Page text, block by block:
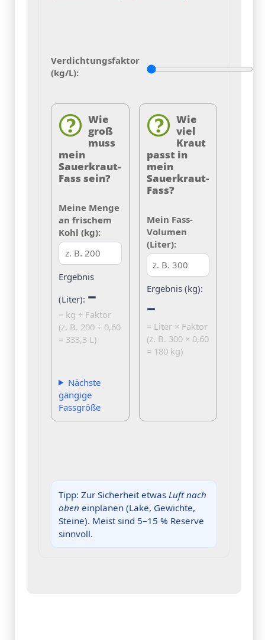
Verdichtungsfaktor
(kg/L):
Wie
groß
muss
mein
Sauerkraut-
Fass sein?
Meine Menge
an frischem
Kohl (kg):
Ergebnis
(Liter): –
= kg ÷ Faktor
(z. B. 200 ÷ 0,60
= 333,3 L)
Nächste
gängige
Fassgröße
Wie
viel
Kraut
passt in
mein
Sauerkraut-
Fass?
Mein Fass-
Volumen
(Liter):
Ergebnis (kg):
–
= Liter × Faktor
(z. B. 300 × 0,60
= 180 kg)
Tipp: Zur Sicherheit etwas Luft nach
oben einplanen (Lake, Gewichte,
Steine). Meist sind 5–15 % Reserve
sinnvoll.